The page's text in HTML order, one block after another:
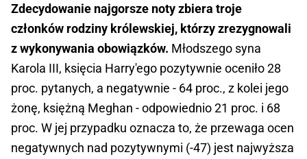
Zdecydowanie najgorsze noty zbiera troje
członków rodziny królewskiej, którzy zrezygnowali
z wykonywania obowiązków. Młodszego syna
Karola III, księcia Harry'ego pozytywnie oceniło 28
proc. pytanych, a negatywnie - 64 proc., z kolei jego
żonę, księżną Meghan - odpowiednio 21 proc. i 68
proc. W jej przypadku oznacza to, że przewaga ocen
negatywnych nad pozytywnymi (-47) jest najwyższa